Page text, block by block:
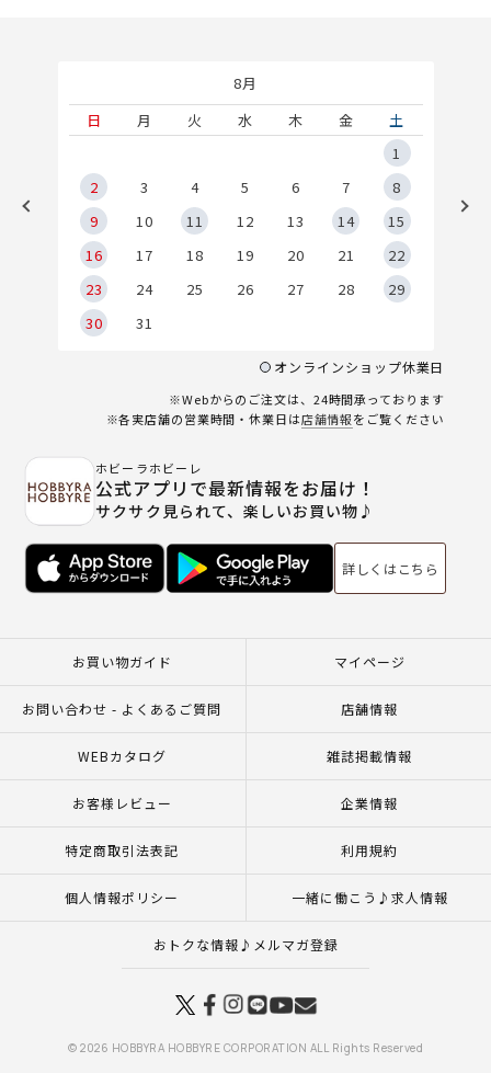
8月
日
月 火 水 木 金
土
1
2
3 4 5 6 7
8
9
10 11 12 13 14
15
16
17 18 19 20 21
22
23
24 25 26 27 28
29
30
31
オンラインショップ休業日
※Webからのご注文は、24時間承っております
※各実店舗の営業時間・休業日は店舗情報をご覧ください
ホビーラホビーレ
公式アプリで最新情報をお届け！
サクサク見られて、楽しいお買い物♪
詳しくはこちら
お買い物ガイド マイページ
お問い合わせ - よくあるご質問 店舗情報
WEBカタログ 雑誌掲載情報
お客様レビュー 企業情報
特定商取引法表記 利用規約
個人情報ポリシー 一緒に働こう♪求人情報
おトクな情報♪メルマガ登録
© 2026 HOBBYRA HOBBYRE CORPORATION ALL Rights Reserved